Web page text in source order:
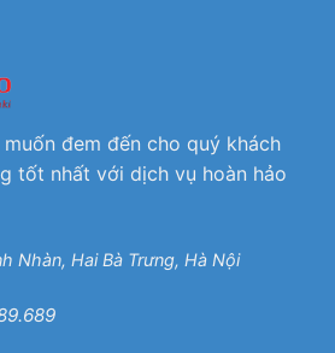
đem đến cho quý khách
tốt nhất với dịch vụ hoàn hảo
Nhàn, Hai Bà Trưng, Hà Nội